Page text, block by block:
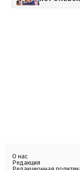
О нас
Редакция